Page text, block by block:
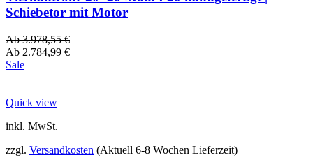
Schiebetor mit Motor
Ab3.978,55€
Ab 2.784,99 €
Sale
Quick view
inkl. MwSt.
zzgl. Versandkosten (Aktuell 6-8 Wochen Lieferzeit)